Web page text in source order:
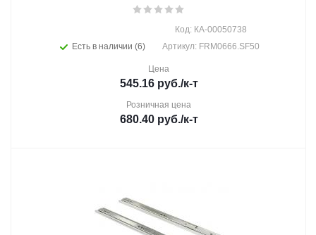
Есть в наличии (6)
Код: КА-00050738
Артикул: FRM0666.SF50
Цена
545.16руб./к-т
Розничная цена
680.40руб./к-т